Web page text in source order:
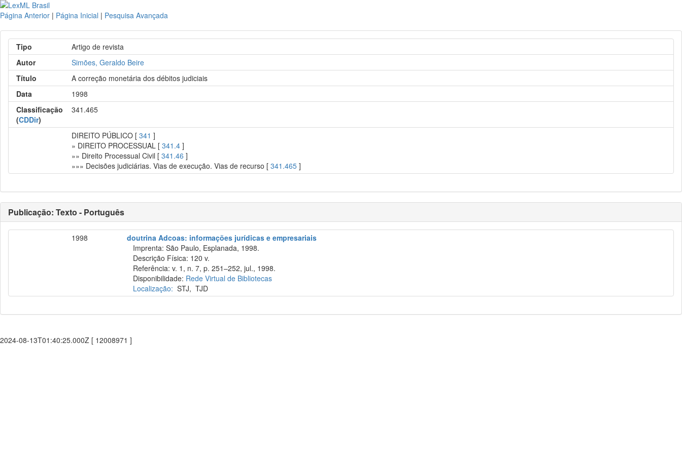
Página Anterior | Página Inicial | Pesquisa Avançada
Tipo
Artigo de revista
Autor
Simões, Geraldo Beire
Título
A correção monetária dos débitos judiciais
Data
1998
Classificação
(CDDir)
341.465
DIREITO PÚBLICO [341 ]
» DIREITO PROCESSUAL [341.4 ]
»» Direito Processual Civil [341.46 ]
»»» Decisões judiciárias. Vias de execução. Vias de recurso [341.465 ]
Publicação: Texto - Português
1998
doutrina Adcoas: informações jurídicas e empresariais
Imprenta: São Paulo, Esplanada, 1998.
Descrição Física: 120 v.
Referência: v. 1, n. 7, p. 251–252, jul., 1998.
Disponibilidade: Rede Virtual de Bibliotecas
Localização: STJ,TJD
2024-08-13T01:40:25.000Z [ 12008971 ]